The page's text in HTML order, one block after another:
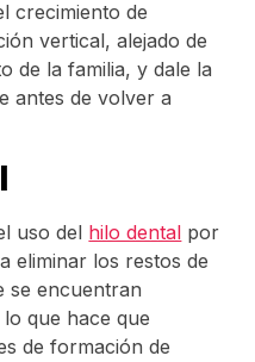
crecimiento de
vertical, alejado de
de la familia, y dale la
antes de volver a
uso del hilo dental por
eliminar los restos de
se encuentran
que hace que
de formación de